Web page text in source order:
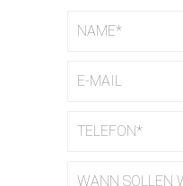
GOLLIERSTRASSE